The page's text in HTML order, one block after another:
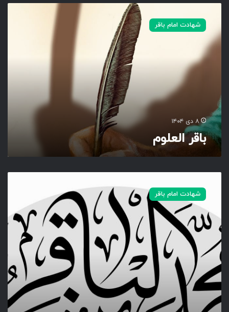
ق
ر
و
م
شهادت امام باقر
۸ دی ۱۴۰۴
باقر العلوم
م
د
ب
ن
ع
ل
ی
ا
ل
شهادت امام باقر